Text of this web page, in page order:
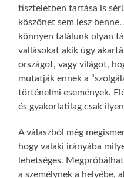
tiszteletben tartása is
köszönet sem lesz
könnyen találunk olyan
vallásokat akik úgy
országot, vagy világot,
mutatják ennek a
történelmi események.
és gyakorlatilag csak
A válaszból még
hogy valaki irányába
lehetséges.
a személynek a helyébe,